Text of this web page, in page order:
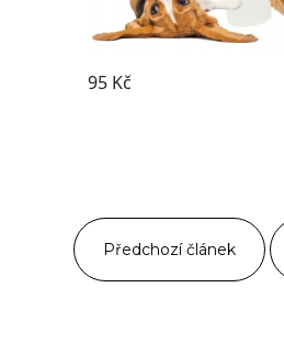
Předchozí článek